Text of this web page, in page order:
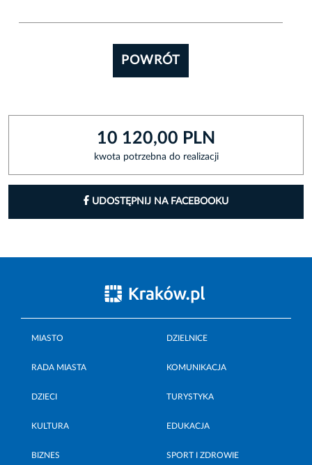
POWRÓT
10 120,00 PLN
kwota potrzebna do realizacji
UDOSTĘPNIJ NA FACEBOOKU
MIASTO DZIELNICE
RADA MIASTA KOMUNIKACJA
DZIECI TURYSTYKA
KULTURA EDUKACJA
BIZNES SPORT I ZDROWIE